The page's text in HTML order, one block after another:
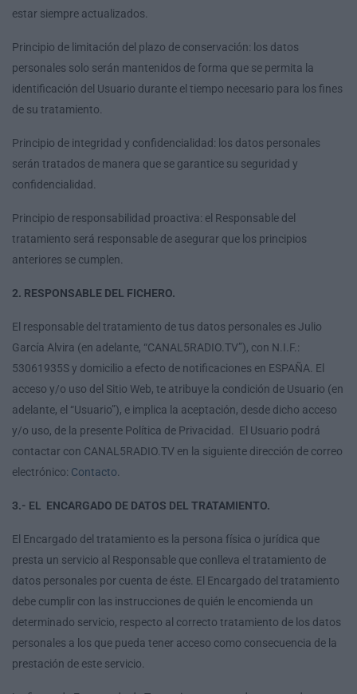
estar siempre actualizados.
Principio de limitación del plazo de conservación: los datos
personales solo serán mantenidos de forma que se permita la
identificación del Usuario durante el tiempo necesario para los fines
de su tratamiento.
Principio de integridad y confidencialidad: los datos personales
serán tratados de manera que se garantice su seguridad y
confidencialidad.
Principio de responsabilidad proactiva: el Responsable del
tratamiento será responsable de asegurar que los principios
anteriores se cumplen.
2. RESPONSABLE DEL FICHERO.
El responsable del tratamiento de tus datos personales es Julio
García Alvira (en adelante, “CANAL5RADIO.TV”), con N.I.F.:
53061935S y domicilio a efecto de notificaciones en ESPAÑA. El
acceso y/o uso del Sitio Web, te atribuye la condición de Usuario (en
adelante, el “Usuario”), e implica la aceptación, desde dicho acceso
y/o uso, de la presente Política de Privacidad. El Usuario podrá
contactar con CANAL5RADIO.TV en la siguiente dirección de correo
electrónico: Contacto
3.- EL ENCARGADO DE DATOS DEL TRATAMIENTO.
El Encargado del tratamiento es la persona física o jurídica que
presta un servicio al Responsable que conlleva el tratamiento de
datos personales por cuenta de éste. El Encargado del tratamiento
debe cumplir con las instrucciones de quién le encomienda un
determinado servicio, respecto al correcto tratamiento de los datos
personales a los que pueda tener acceso como consecuencia de la
prestación de este servicio.